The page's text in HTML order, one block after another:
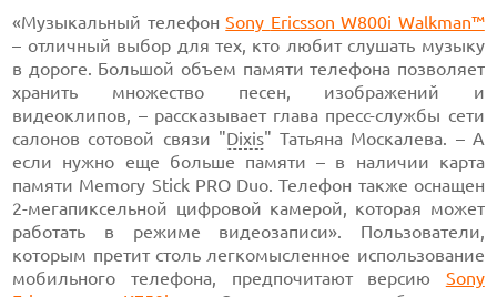
«Музыкальный телефонSony Ericsson W800i Walkman™
– отличный выбор для тех, кто любит слушать музыку
в дороге. Большой объем памятителефона позволяет
хранить множество песен, изображений и
видеоклипов, – рассказывает глава пресс-службы сети
салонов сотовой связи "Dixis" Татьяна Москалева. – А
если нужно еще больше памяти – в наличии карта
памяти Memory Stick PRO Duo. Телефон также оснащен
2-мегапиксельной цифровой камерой, которая может
работать в режиме видеозаписи». Пользователи,
которым претит столь легкомысленное использование
мобильного телефона, предпочитают версию Sony